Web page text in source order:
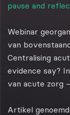
pause and
Webinar
van
Centralising
evidence say?
van acute zorg –
Artikel